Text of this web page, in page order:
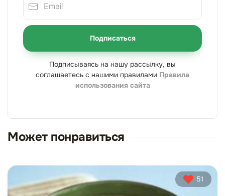
Подписаться
Подписываясь на нашу рассылку, вы
соглашаетесь с нашими правилами Правила
использования сайта
Может понравиться
51